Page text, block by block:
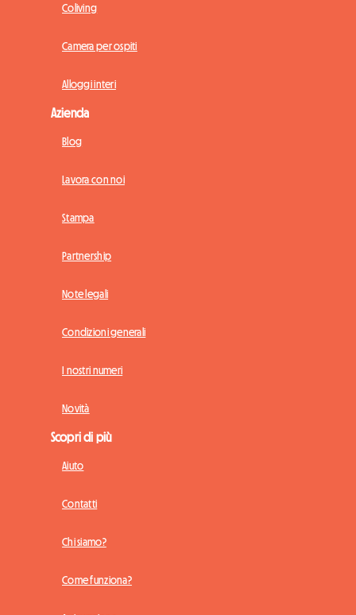
Coliving
Camera per ospiti
Alloggi interi
Azienda
Blog
Lavora con noi
Stampa
Partnership
Note legali
Condizioni generali
I nostri numeri
Novità
Scopri di più
Aiuto
Contatti
Chi siamo?
Come funziona?